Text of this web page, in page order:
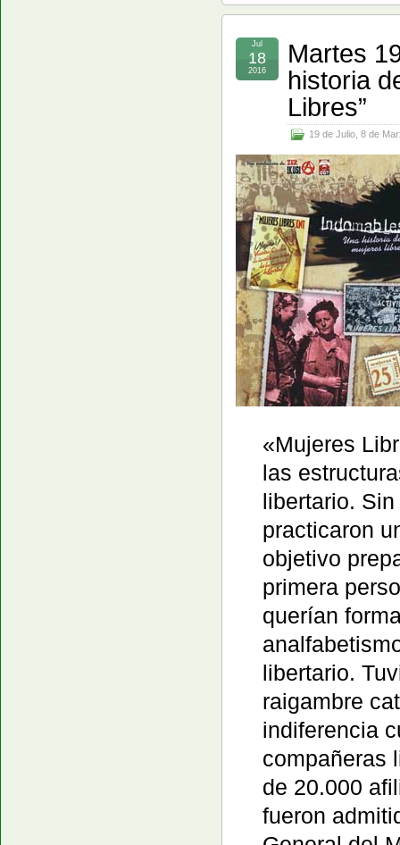
Martes
historia
Libres”
19 de Julio 8 de
Jul
18
2016
«Mujeres
las
libertario.
practicaron
objetivo
primera
querían
libertario.
raigambre
indiferencia
compañeras
de 20.000
fueron